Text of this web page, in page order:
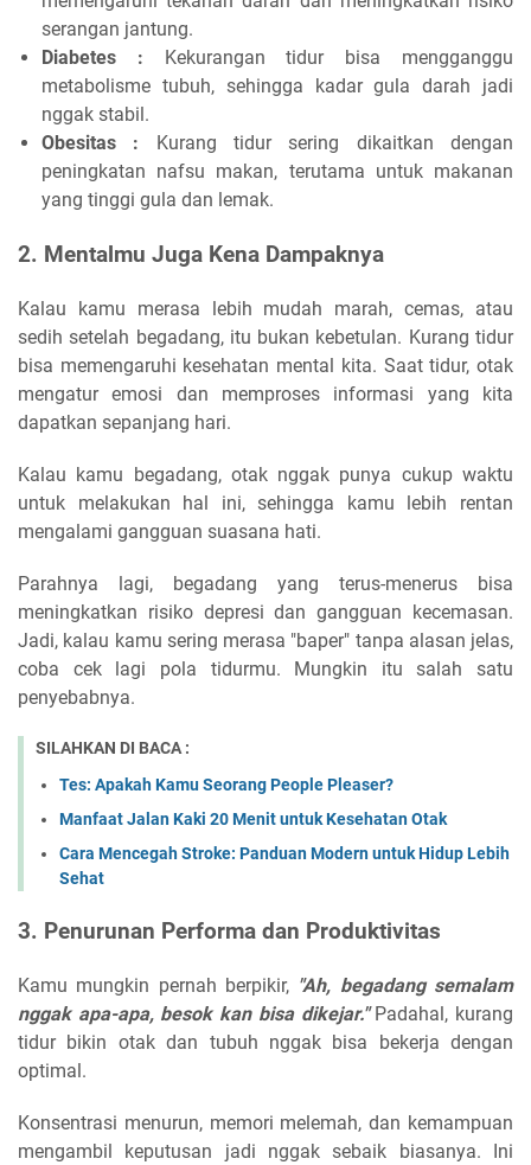
serangan jantung.
Diabetes : Kekurangan tidur bisa mengganggu
metabolisme tubuh, sehingga kadar gula darah jadi
nggak stabil.
Obesitas : Kurang tidur sering dikaitkan dengan
peningkatan nafsu makan, terutama untuk makanan
yang tinggi gula dan lemak.
2. Mentalmu Juga Kena Dampaknya
Kalau kamu merasa lebih mudah marah, cemas, atau
sedih setelah begadang, itu bukan kebetulan. Kurang tidur
bisa memengaruhi kesehatan mental kita. Saat tidur, otak
mengatur emosi dan memproses informasi yang kita
dapatkan sepanjang hari.
Kalau kamu begadang, otak nggak punya cukup waktu
untuk melakukan hal ini, sehingga kamu lebih rentan
mengalami gangguan suasana hati.
Parahnya lagi, begadang yang terus-menerus bisa
meningkatkan risiko depresi dan gangguan kecemasan.
Jadi, kalau kamu sering merasa "baper" tanpa alasan jelas,
coba cek lagi pola tidurmu. Mungkin itu salah satu
penyebabnya.
SILAHKAN DI BACA :
Tes: Apakah Kamu Seorang People Pleaser?
Manfaat Jalan Kaki 20 Menit untuk Kesehatan Otak
Cara Mencegah Stroke: Panduan Modern untuk Hidup Lebih
Sehat
3. Penurunan Performa dan Produktivitas
Kamu mungkin pernah berpikir, "Ah, begadang semalam
nggak apa-apa, besok kan bisa dikejar."Padahal, kurang
tidur bikin otak dan tubuh nggak bisa bekerja dengan
optimal.
Konsentrasi menurun, memori melemah, dan kemampuan
mengambil keputusan jadi nggak sebaik biasanya. Ini